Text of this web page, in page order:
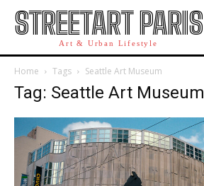
STREETART PARIS
Art & Urban Lifestyle
Home Tags Seattle Art Museum
Tag: Seattle Art Museum